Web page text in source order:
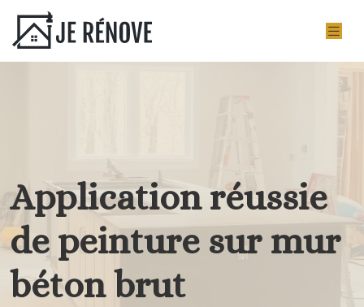
Application réussie
de peinture sur mur
béton brut